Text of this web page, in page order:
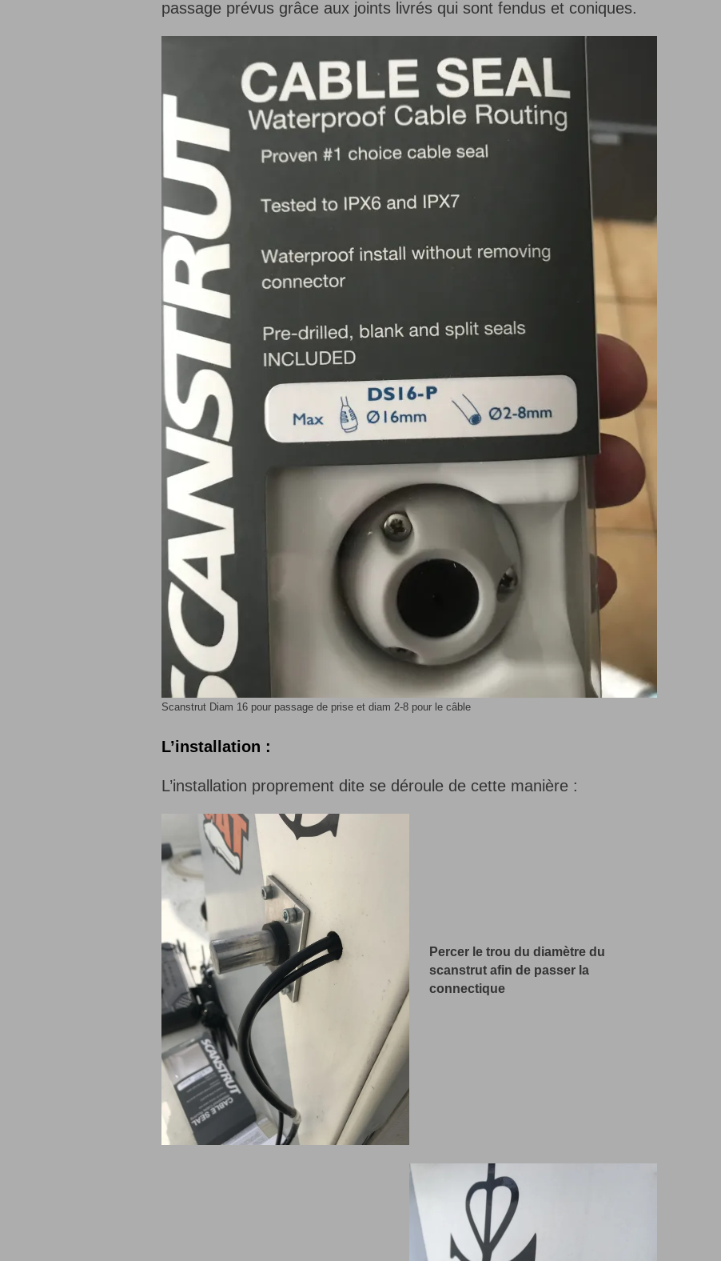
passage prévus grâce aux joints livrés qui sont fendus et coniques.
Scanstrut Diam 16 pour passage de prise et diam 2-8 pour le câble
L’installation :
L’installation proprement dite se déroule de cette manière :
Percer le trou du diamètre du
scanstrut afin de passer la
connectique